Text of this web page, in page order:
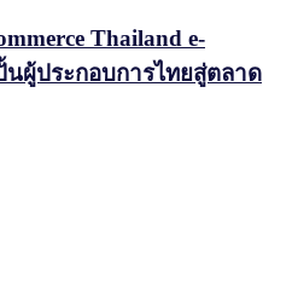
Thailand e-
นผู้ประกอบการไทยสู่ตลาด